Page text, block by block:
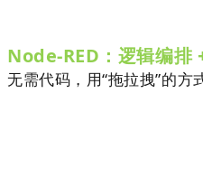
Node-RED：逻辑编排
无需代码，用“拖拉拽”的